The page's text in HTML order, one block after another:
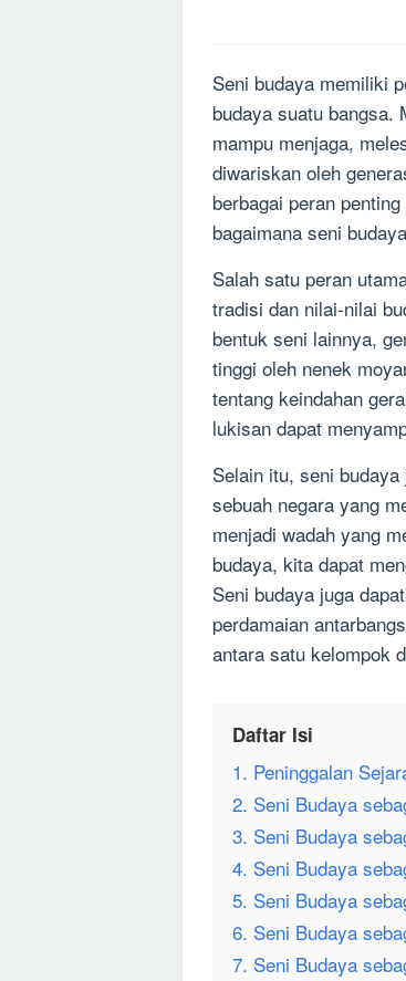
Seni budaya memiliki
budaya suatu
mampu menjaga,
diwariskan oleh
berbagai peran
bagaimana seni
Salah satu peran
tradisi dan nilai-nilai
bentuk seni lainnya,
tinggi oleh nenek
tentang keindahan
lukisan dapat
Selain itu, seni
sebuah negara yang
menjadi wadah yang
budaya, kita dapat
Seni budaya juga
perdamaian
antara satu kelompok
Daftar Isi
1. Peninggalan
2. Seni Budaya
3. Seni Budaya
4. Seni Budaya
5. Seni Budaya
6. Seni Budaya
7. Seni Budaya